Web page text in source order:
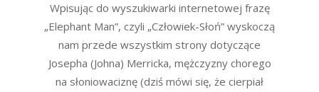
17
Wpisując do wyszukiwarki internetowej frazę
„Elephant Man”, czyli „Człowiek-Słoń” wyskoczą
nam przede wszystkim strony dotyczące
Josepha (Johna) Merricka, mężczyzny chorego
na słoniowaciznę (dziś mówi się, że cierpiał